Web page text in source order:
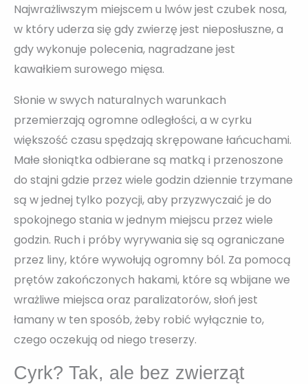
Najwrażliwszym miejscem u lwów jest czubek nosa,
w który uderza się gdy zwierzę jest nieposłuszne, a
gdy wykonuje polecenia, nagradzane jest
kawałkiem surowego mięsa.
Słonie w swych naturalnych warunkach
przemierzają ogromne odległości, a w cyrku
większość czasu spędzają skrępowane łańcuchami.
Małe słoniątka odbierane są matką i przenoszone
do stajni gdzie przez wiele godzin dziennie trzymane
są w jednej tylko pozycji, aby przyzwyczaić je do
spokojnego stania w jednym miejscu przez wiele
godzin. Ruch i próby wyrywania się są ograniczane
przez liny, które wywołują ogromny ból. Za pomocą
prętów zakończonych hakami, które są wbijane we
wrażliwe miejsca oraz paralizatorów, słoń jest
łamany w ten sposób, żeby robić wyłącznie to,
czego oczekują od niego treserzy.
Cyrk? Tak, ale bez zwierząt